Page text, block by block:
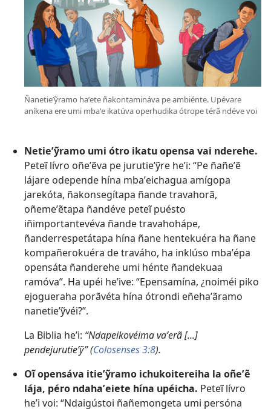
Ñanetieʼỹramo haʼete ñakontamináva pe ambiénte. Upévare
aníkena ere umi mbaʼe ikatúva operhudika ótrope térã ndéve voi
Netieʼỹramo umi ótro ikatu opensa vai nderehe.
Peteĩ lívro oñeʼẽva pe jurutieʼỹre heʼi: “Pe ñañeʼẽ
lájare odepende hína mbaʼeichagua amígopa
jarekóta, ñakonsegítapa ñande travahorã,
oñemeʼẽtapa ñandéve peteĩ puésto
iñimportantevéva ñande travahohápe,
ñanderrespetátapa hína ñane hentekuéra ha ñane
kompañerokuéra de traváho, ha inklúso mbaʼépa
opensáta ñanderehe umi hénte ñandekuaa
ramóva”. Ha upéi heʼive: “Epensamína, ¿noiméi piko
ejogueraha porãvéta hína ótrondi eñehaʼãramo
nanetieʼỹvéi?”.
La Biblia heʼi: “Ndapeikovéima vaʼerã [...]
pendejurutieʼỹ” (Colosenses 3:8).
Oĩ opensáva itieʼỹramo ichukoitereiha la oñeʼẽ
lája, péro ndahaʼeiete hína upéicha. Peteĩ lívro
heʼi voi: “Ndaigústoi ñañemongeta umi persóna